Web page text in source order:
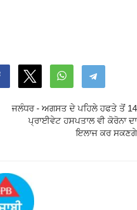
ਜਲੰਧਰ - ਅਗਸਤ ਦੇ ਪਹਿਲੇ ਹਫਤੇ ਤੋਂ 14
ਪ੍ਰਾਈਵੇਟ ਹਸਪਤਾਲ ਵੀ ਕੋਰੋਨਾ ਦਾ
ਇਲਾਜ ਕਰ ਸਕਣਗੇ